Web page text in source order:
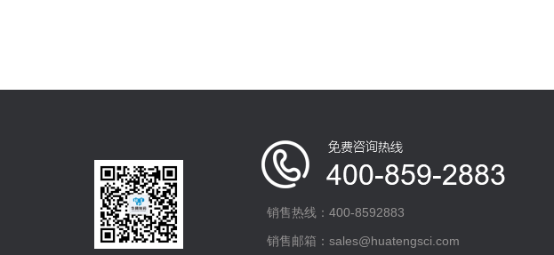
销售热线：400-8592883
销售邮箱：sales@huatengsci.com